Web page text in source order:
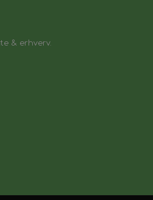
& erhverv.